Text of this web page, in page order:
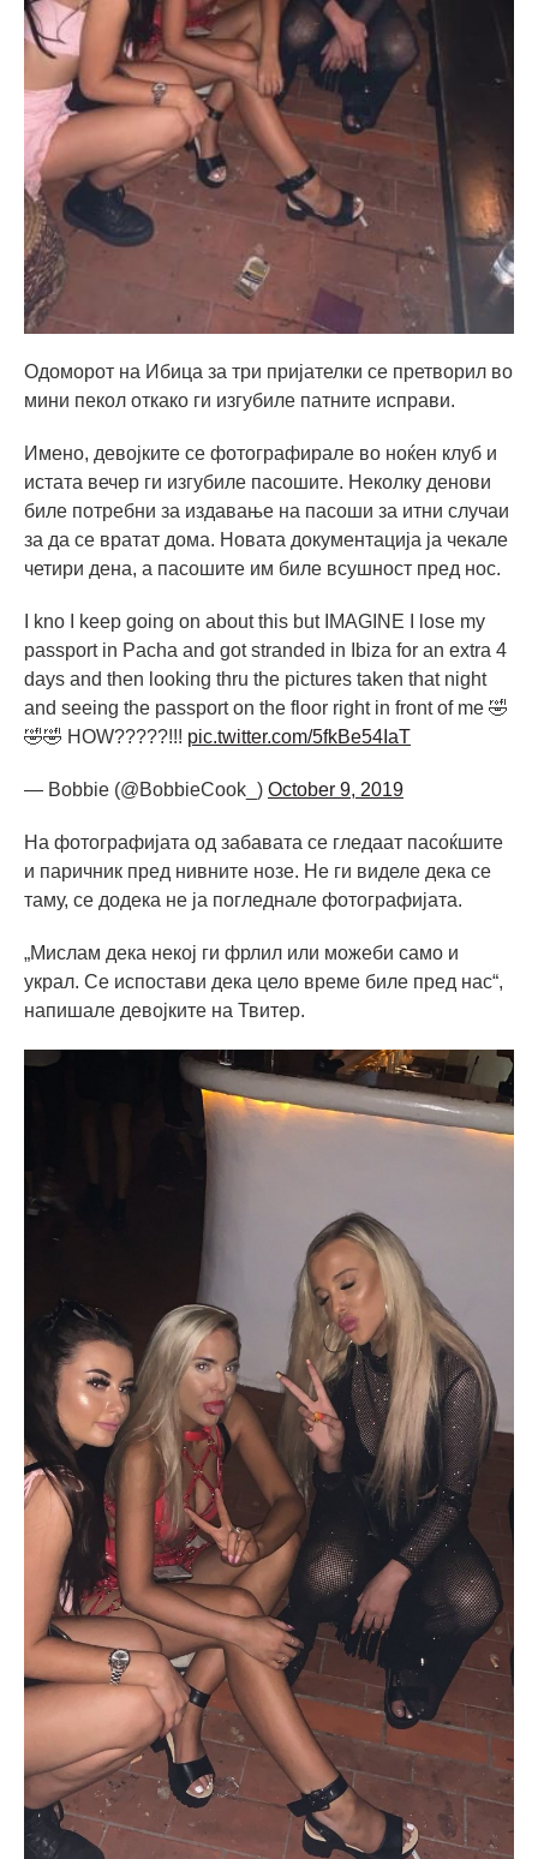
Одоморот на Ибица за три пријателки се претворил во
мини пекол откако ги изгубиле патните исправи.
Имено, девојките се фотографирале во ноќен клуб и
истата вечер ги изгубиле пасошите. Неколку денови
биле потребни за издавање на пасоши за итни случаи
за да се вратат дома. Новата документација ја чекале
четири дена, а пасошите им биле всушност пред нос.
I kno I keep going on about this but IMAGINE I lose my
passport in Pacha and got stranded in Ibiza for an extra 4
days and then looking thru the pictures taken that night
and seeing the passport on the floor right in front of me 🤣
🤣🤣 HOW?????!!! pic.twitter.com/5fkBe54IaT
— Bobbie (@BobbieCook_) October 9, 2019
На фотографијата од забавата се гледаат пасоќшите
и паричник пред нивните нозе. Не ги виделе дека се
таму, се додека не ја погледнале фотографијата.
„Мислам дека некој ги фрлил или можеби само и
украл. Се испостави дека цело време биле пред нас“,
напишале девојките на Твитер.